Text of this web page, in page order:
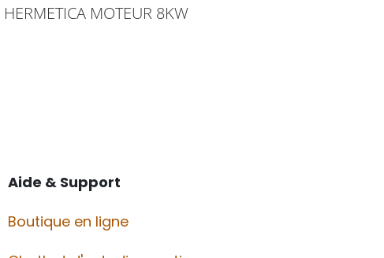
HERMETICA MOTEUR 8KW
Aide & Support
Boutique en ligne